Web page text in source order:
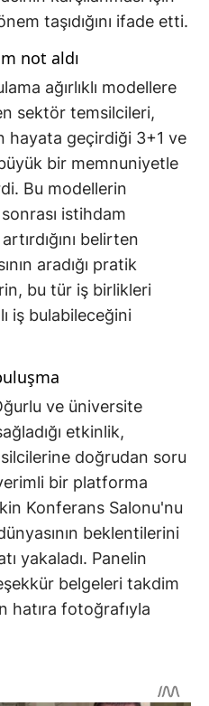
taşıdığını ifade etti.
not aldı
ağırlıklı modellere
sektör temsilcileri,
hayata geçirdiği 3+1 ve
bir memnuniyetle
Bu modellerin
istihdam
belirten
aradığı pratik
bu tür iş birlikleri
iş bulabileceğini
ve üniversite
etkinlik,
doğrudan soru
bir platforma
Konferans Salonu'nu
beklentilerini
yakaladı. Panelin
belgeleri takdim
hatıra fotoğrafıyla